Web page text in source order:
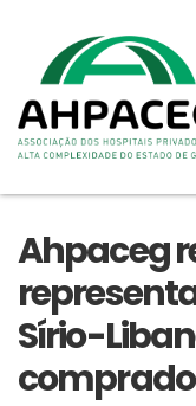
Ahpaceg
Sírio-